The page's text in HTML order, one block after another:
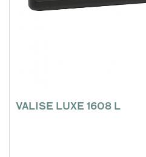
VALISE LUXE 1608 L